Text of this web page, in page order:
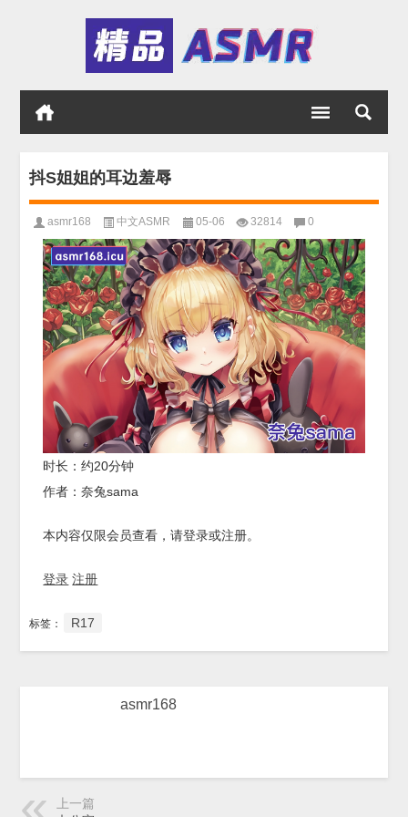
抖S姐姐的耳边羞辱
asmr168 中文ASMR 05-06 32814 0
时长：约20分钟
作者：奈兔sama
本内容仅限会员查看，请登录或注册。
登录 注册
标签： R17
asmr168
上一篇